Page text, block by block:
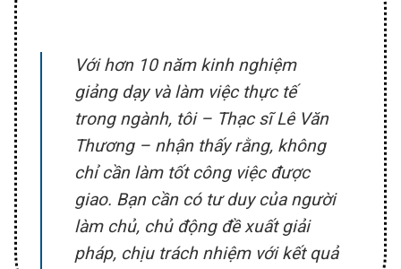
Với hơn 10 năm kinh nghiệm
giảng dạy và làm việc thực tế
trong ngành, tôi – Thạc sĩ Lê Văn
Thương – nhận thấy rằng, không
chỉ cần làm tốt công việc được
giao. Bạn cần có tư duy của người
làm chủ, chủ động đề xuất giải
pháp, chịu trách nhiệm với kết quả